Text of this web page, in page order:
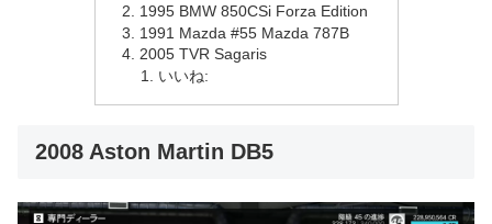
1995 BMW 850CSi Forza Edition
1991 Mazda #55 Mazda 787B
2005 TVR Sagaris
いいね:
2008 Aston Martin DB5